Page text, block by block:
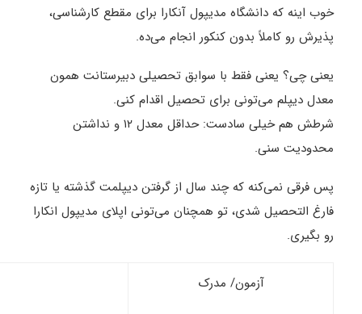
خوب اینه که دانشگاه مدیپول آنکارا برای مقطع کارشناسی،
پذیرش رو کاملاً بدون کنکور انجام می‌ده.
یعنی چی؟ یعنی فقط با سوابق تحصیلی دبیرستانت همون
معدل دیپلم می‌تونی برای تحصیل اقدام کنی.
شرطش هم خیلی سادست: حداقل معدل ۱۲ و نداشتن
محدودیت سنی.
پس فرقی نمی‌کنه که چند سال از گرفتن دیپلمت گذشته یا تازه
فارغ ‌التحصیل شدی، تو همچنان می‌تونی اپلای مدیپول انکارا
رو بگیری.
آزمون/ مدرک